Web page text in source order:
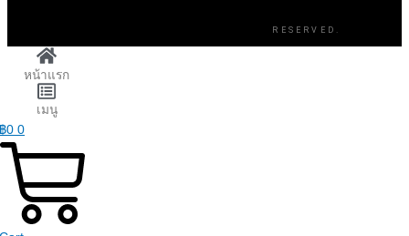
RESERVED.
หน้าแรก
เมนู
฿0 0